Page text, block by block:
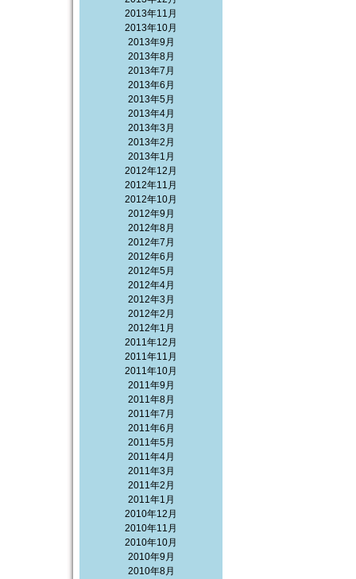
2013年11月
2013年10月
2013年9月
2013年8月
2013年7月
2013年6月
2013年5月
2013年4月
2013年3月
2013年2月
2013年1月
2012年12月
2012年11月
2012年10月
2012年9月
2012年8月
2012年7月
2012年6月
2012年5月
2012年4月
2012年3月
2012年2月
2012年1月
2011年12月
2011年11月
2011年10月
2011年9月
2011年8月
2011年7月
2011年6月
2011年5月
2011年4月
2011年3月
2011年2月
2011年1月
2010年12月
2010年11月
2010年10月
2010年9月
2010年8月